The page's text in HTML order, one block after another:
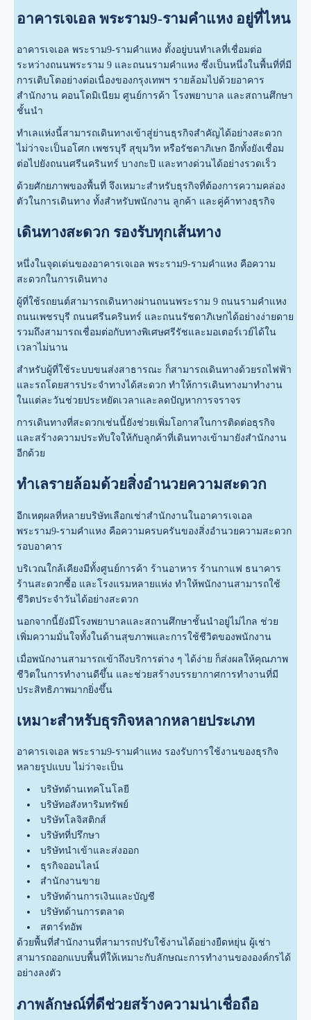
อาคารเจเอล พระราม9-รามคำแหง อยู่ที่ไหน
อาคารเจเอล พระราม9-รามคำแหง ตั้งอยู่บนทำเลที่เชื่อมต่อ
ระหว่างถนนพระราม 9 และถนนรามคำแหง ซึ่งเป็นหนึ่งในพื้นที่ที่มี
การเติบโตอย่างต่อเนื่องของกรุงเทพฯ รายล้อมไปด้วยอาคาร
สำนักงาน คอนโดมิเนียม ศูนย์การค้า โรงพยาบาล และสถานศึกษา
ชั้นนำ
ทำเลแห่งนี้สามารถเดินทางเข้าสู่ย่านธุรกิจสำคัญได้อย่างสะดวก
ไม่ว่าจะเป็นอโศก เพชรบุรี สุขุมวิท หรือรัชดาภิเษก อีกทั้งยังเชื่อม
ต่อไปยังถนนศรีนครินทร์ บางกะปิ และทางด่วนได้อย่างรวดเร็ว
ด้วยศักยภาพของพื้นที่ จึงเหมาะสำหรับธุรกิจที่ต้องการความคล่อง
ตัวในการเดินทาง ทั้งสำหรับพนักงาน ลูกค้า และคู่ค้าทางธุรกิจ
เดินทางสะดวก รองรับทุกเส้นทาง
หนึ่งในจุดเด่นของอาคารเจเอล พระราม9-รามคำแหง คือความ
สะดวกในการเดินทาง
ผู้ที่ใช้รถยนต์สามารถเดินทางผ่านถนนพระราม 9 ถนนรามคำแหง
ถนนเพชรบุรี ถนนศรีนครินทร์ และถนนรัชดาภิเษกได้อย่างง่ายดาย
รวมถึงสามารถเชื่อมต่อกับทางพิเศษศรีรัชและมอเตอร์เวย์ได้ใน
เวลาไม่นาน
สำหรับผู้ที่ใช้ระบบขนส่งสาธารณะ ก็สามารถเดินทางด้วยรถไฟฟ้า
และรถโดยสารประจำทางได้สะดวก ทำให้การเดินทางมาทำงาน
ในแต่ละวันช่วยประหยัดเวลาและลดปัญหาการจราจร
การเดินทางที่สะดวกเช่นนี้ยังช่วยเพิ่มโอกาสในการติดต่อธุรกิจ
และสร้างความประทับใจให้กับลูกค้าที่เดินทางเข้ามายังสำนักงาน
อีกด้วย
ทำเลรายล้อมด้วยสิ่งอำนวยความสะดวก
อีกเหตุผลที่หลายบริษัทเลือกเช่าสำนักงานในอาคารเจเอล
พระราม9-รามคำแหง คือความครบครันของสิ่งอำนวยความสะดวก
รอบอาคาร
บริเวณใกล้เคียงมีทั้งศูนย์การค้า ร้านอาหาร ร้านกาแฟ ธนาคาร
ร้านสะดวกซื้อ และโรงแรมหลายแห่ง ทำให้พนักงานสามารถใช้
ชีวิตประจำวันได้อย่างสะดวก
นอกจากนี้ยังมีโรงพยาบาลและสถานศึกษาชั้นนำอยู่ไม่ไกล ช่วย
เพิ่มความมั่นใจทั้งในด้านสุขภาพและการใช้ชีวิตของพนักงาน
เมื่อพนักงานสามารถเข้าถึงบริการต่าง ๆ ได้ง่าย ก็ส่งผลให้คุณภาพ
ชีวิตในการทำงานดีขึ้น และช่วยสร้างบรรยากาศการทำงานที่มี
ประสิทธิภาพมากยิ่งขึ้น
เหมาะสำหรับธุรกิจหลากหลายประเภท
อาคารเจเอล พระราม9-รามคำแหง รองรับการใช้งานของธุรกิจ
หลายรูปแบบ ไม่ว่าจะเป็น
บริษัทด้านเทคโนโลยี
บริษัทอสังหาริมทรัพย์
บริษัทโลจิสติกส์
บริษัทที่ปรึกษา
บริษัทนำเข้าและส่งออก
ธุรกิจออนไลน์
สำนักงานขาย
บริษัทด้านการเงินและบัญชี
บริษัทด้านการตลาด
สตาร์ทอัพ
ด้วยพื้นที่สำนักงานที่สามารถปรับใช้งานได้อย่างยืดหยุ่น ผู้เช่า
สามารถออกแบบพื้นที่ให้เหมาะกับลักษณะการทำงานขององค์กรได้
อย่างลงตัว
ภาพลักษณ์ที่ดีช่วยสร้างความน่าเชื่อถือ